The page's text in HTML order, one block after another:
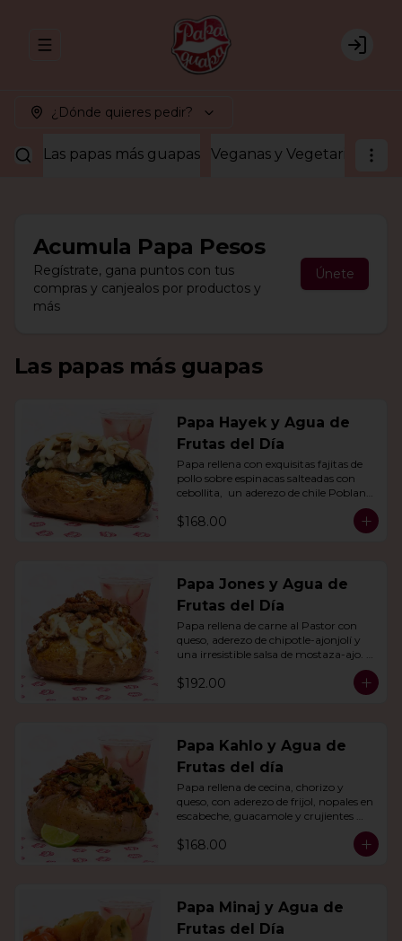
Abrir menu de navegación Login
¿Dónde quieres pedir?
Las papas más guapas Veganas y Vegetarianas
Acumula Papa Pesos
Regístrate, gana puntos con tus
compras y canjealos por productos y
más
Únete
Las papas más guapas
Papa Hayek y Agua de
Frutas del Día
Papa rellena con exquisitas fajitas de
pollo sobre espinacas salteadas con
cebollita,  un aderezo de chile Poblano.
$168.00
Papa Jones y Agua de
Frutas del Día
Papa rellena de carne al Pastor con
queso, aderezo de chipotle-ajonjolí y
una irresistible salsa de mostaza-ajo.
$192.00
Papa Kahlo y Agua de
Frutas del día
Papa rellena de cecina, chorizo y
queso, con aderezo de frijol, nopales en
escabeche, guacamole y crujientes
$168.00
Papa Minaj y Agua de
Frutas del Día